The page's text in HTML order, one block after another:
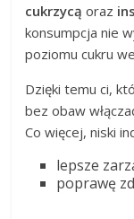
cukrzycą oraz
konsumpcja nie
poziomu cukru
Dzięki temu ci,
bez obaw
Co więcej, niski
lepsze
poprawę